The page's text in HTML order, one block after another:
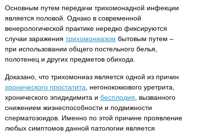
Основным путем передачи трихомонадной инфекции
является половой. Однако в современной
венерологической практике нередко фиксируются
случаи заражения трихомониазом бытовым путем –
при использовании общего постельного белья,
полотенец и других предметов обихода.
Доказано, что трихомониаз является одной из причин
хронического простатита , негонококкового уретрита,
хронического эпидидимита и бесплодия , вызванного
снижением жизнеспособности и подвижности
сперматозоидов. Именно по этой причине проявление
любых симптомов данной патологии является